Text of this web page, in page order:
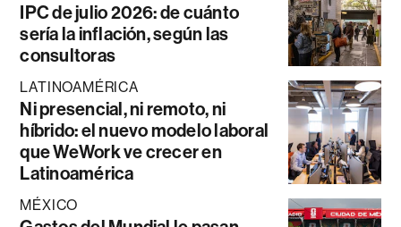
IPC de julio 2026: de cuánto
sería la inflación, según las
consultoras
LATINOAMÉRICA
Ni presencial, ni remoto, ni
híbrido: el nuevo modelo laboral
que WeWork ve crecer en
Latinoamérica
MÉXICO